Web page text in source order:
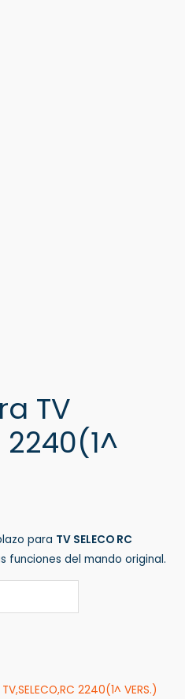
TV
2240(1^
para TV SELECO RC
funciones del mando original.
TV,SELECO,RC 2240(1^ VERS.)